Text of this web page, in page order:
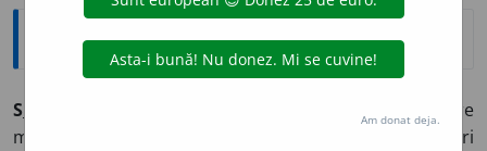
Explicative DEX
S
(Despre oameni și despre
manifestările lor) Fără sentimente prefăcute sau gînduri
Am donat deja.